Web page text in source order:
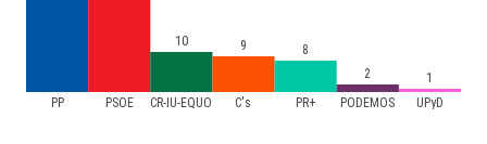
PP PSOE CR-IU-EQUO C's PR+ PODEMOS UPyD
10 9
8
2
1